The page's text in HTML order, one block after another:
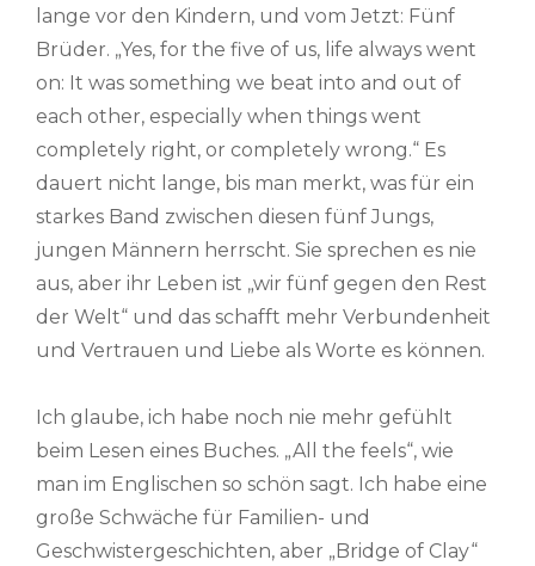
lange vor den Kindern, und vom Jetzt: Fünf
Brüder. „Yes, for the five of us, life always went
on: It was something we beat into and out of
each other, especially when things went
completely right, or completely wrong.“ Es
dauert nicht lange, bis man merkt, was für ein
starkes Band zwischen diesen fünf Jungs,
jungen Männern herrscht. Sie sprechen es nie
aus, aber ihr Leben ist „wir fünf gegen den Rest
der Welt“ und das schafft mehr Verbundenheit
und Vertrauen und Liebe als Worte es können.
Ich glaube, ich habe noch nie mehr gefühlt
beim Lesen eines Buches. „All the feels“, wie
man im Englischen so schön sagt. Ich habe eine
große Schwäche für Familien- und
Geschwistergeschichten, aber „Bridge of Clay“